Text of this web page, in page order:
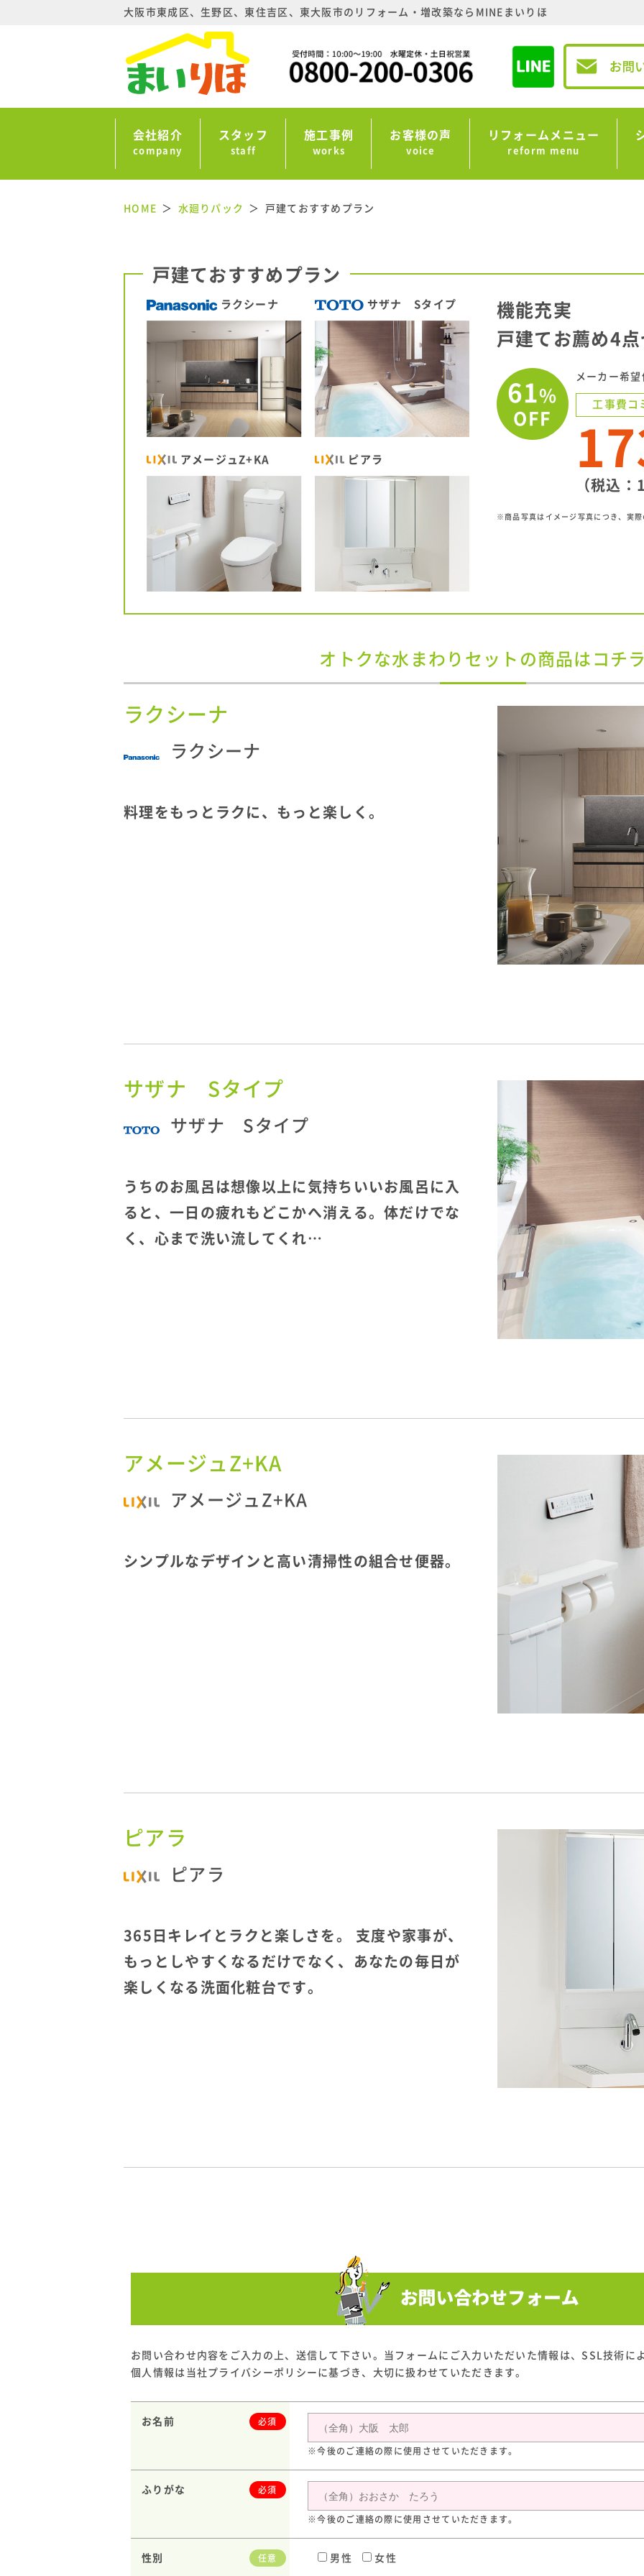
大阪市東成区、生野区、東住吉区、東大阪市のリフォーム・増改築ならMINEまいりほ
会社紹介
company
スタッフ
staff
施工事例
works
お客様の声
voice
リフォームメニュー
reform menu
HOME 水廻りパック 戸建ておすすめプラン
戸建ておすすめプラン
ラクシーナ サザナ Sタイプ
アメージュZ+KA ピアラ
機能充実
戸建てお薦め4
61%
OFF
メーカー希
工事費コ
（税込
※商品写真はイメージ写真につき、実
オトクな水まわりセットの商品はコチ
ラクシーナ
ラクシーナ
料理をもっとラクに、もっと楽しく。
サザナ Sタイプ
サザナ Sタイプ
うちのお風呂は想像以上に気持ちいいお風呂に入
ると、一日の疲れもどこかへ消える。体だけでな
く、心まで洗い流してくれ…
アメージュZ+KA
アメージュZ+KA
シンプルなデザインと高い清掃性の組合せ便器。
ピアラ
ピアラ
365日キレイとラクと楽しさを。 支度や家事が、
もっとしやすくなるだけでなく、あなたの毎日が
楽しくなる洗面化粧台です。
お問い合わせ内容をご入力の上、送信して下さい。当フォームにご入力いただいた情報は、SSL技術に
個人情報は当社プライバシーポリシーに基づき、大切に扱わせていただきます。
お名前 必須
※今後のご連絡の際に使用させていただきます。
ふりがな 必須
※今後のご連絡の際に使用させていただきます。
性別 任意 男性 女性